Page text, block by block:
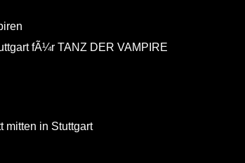
fÃ¼r TANZ DER VAMPIRE
mitten in Stuttgart